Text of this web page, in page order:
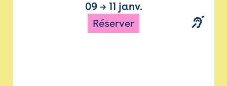
09→ 11 janv.
Réserver